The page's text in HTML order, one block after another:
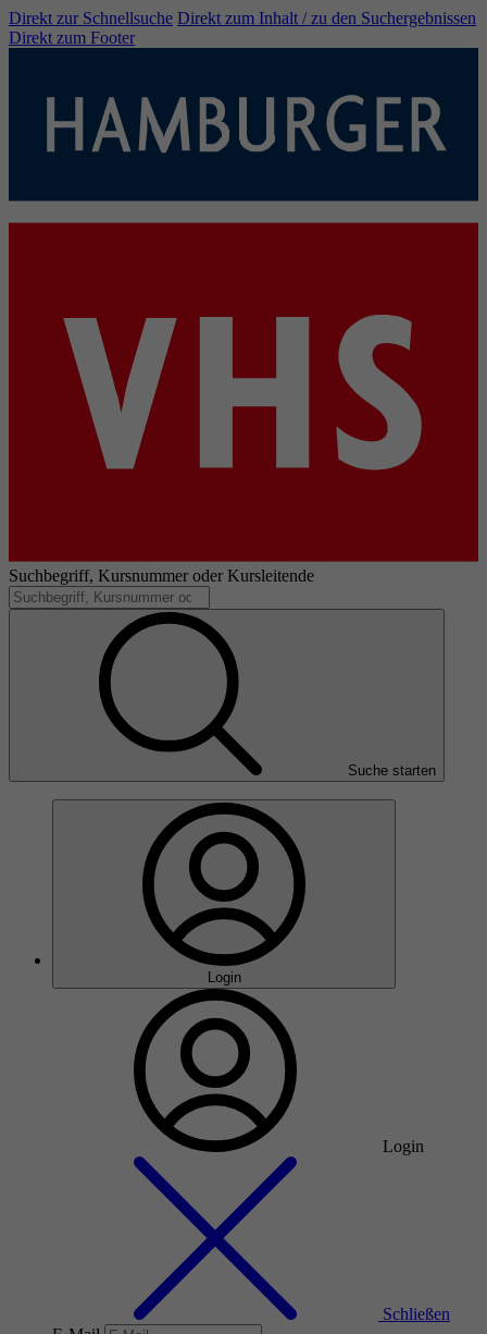
Direkt zur Schnellsuche Direkt zum Inhalt / zu den Suchergebnissen
Direkt zum Footer
Suchbegriff, Kursnummer oder Kursleitende
Suche starten
Login
Login
Schließen